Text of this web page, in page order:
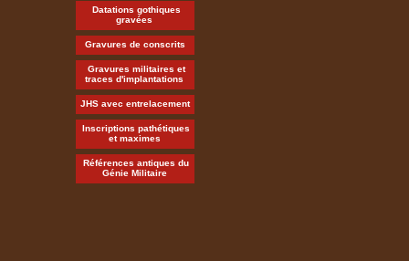
Datations gothiques
gravées
Gravures de conscrits
Gravures militaires et
traces d'implantations
JHS avec entrelacement
Inscriptions pathétiques
et maximes
Références antiques du
Génie Militaire